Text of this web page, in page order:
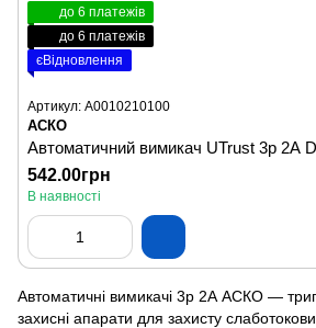
до 6 платежів
до 6 платежів
єВідновлення
Артикул: A0010210100
АСКО
Автоматичний вимикач UTrust 3р 2А
542.00грн
В наявності
Автоматичні вимикачі 3р 2А АСКО —
захисні апарати для захисту